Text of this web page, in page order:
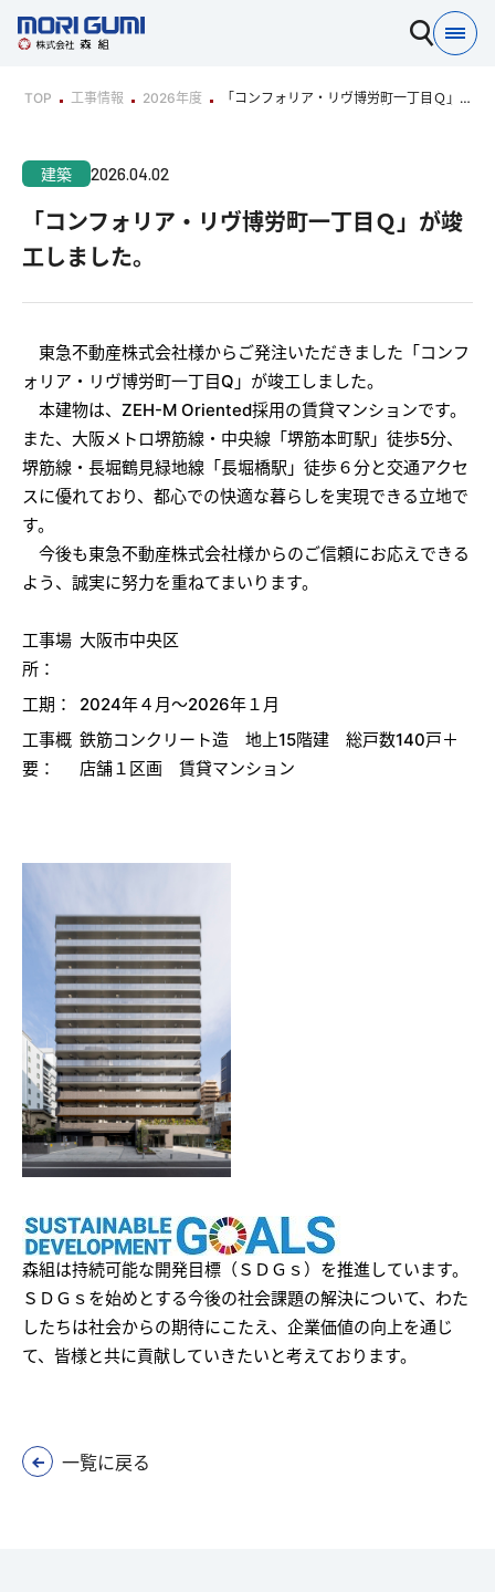
TOP 工事情報 2026年度
「コンフォリア・リヴ博労町一丁目Ｑ」が
建築 2026.04.02
「コンフォリア・リヴ博労町一丁目Ｑ」が竣
工しました。
東急不動産株式会社様からご発注いただきました「コンフ
ォリア・リヴ博労町一丁目Q」が竣工しました。
本建物は、ZEH-M Oriented採用の賃貸マンションです。
また、大阪メトロ堺筋線・中央線「堺筋本町駅」徒歩5分、
堺筋線・長堀鶴見緑地線「長堀橋駅」徒歩６分と交通アクセ
スに優れており、都心での快適な暮らしを実現できる立地で
す。
今後も東急不動産株式会社様からのご信頼にお応えできる
よう、誠実に努力を重ねてまいります。
工事場
所：
大阪市中央区
工期：
2024年４月～2026年１月
工事概
要：
鉄筋コンクリート造 地上15階建 総戸数140戸＋
店舗１区画 賃貸マンション
森組は持続可能な開発目標（ＳＤＧｓ）を推進しています。
ＳＤＧｓを始めとする今後の社会課題の解決について、わた
したちは社会からの期待にこたえ、企業価値の向上を通じ
て、皆様と共に貢献していきたいと考えております。
一覧に戻る